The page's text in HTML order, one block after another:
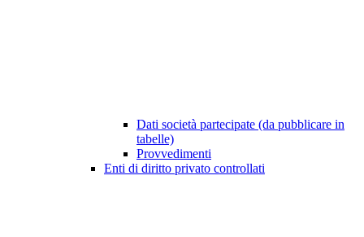
Dati società partecipate (da pubblicare in
tabelle)
Provvedimenti
Enti di diritto privato controllati